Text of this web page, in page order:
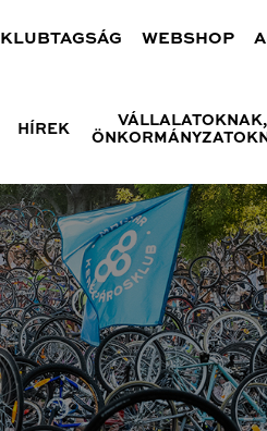
KLUBTAGSÁG WEBSHOP
HÍREK
VÁLLALATOKNAK,